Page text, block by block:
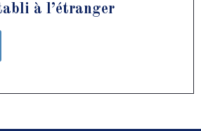
à l’étranger